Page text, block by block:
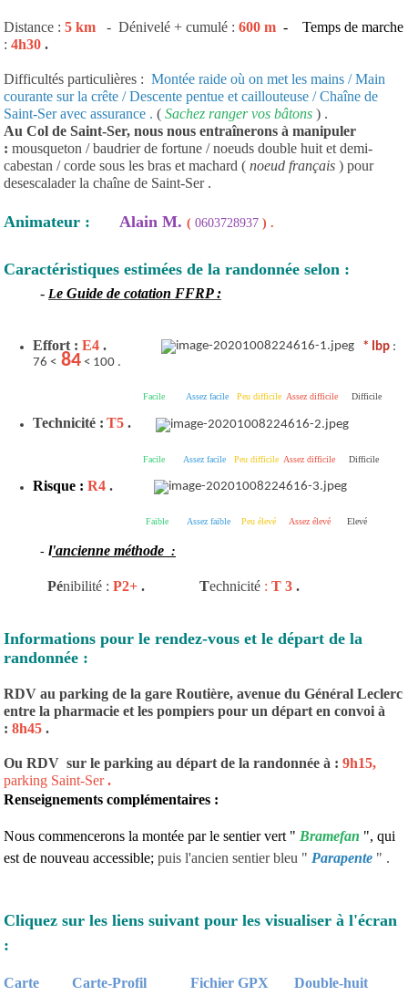
Distance : 5 km - Dénivelé + cumulé : 600 m - Temps de marche
: 4h30 .
Difficultés particulières : Montée raide où on met les mains / Main
courante sur la crête / Descente pentue et caillouteuse / Chaîne de
Saint-Ser avec assurance . ( Sachez ranger vos bâtons ) .
Au Col de Saint-Ser, nous nous entraînerons à manipuler
: mousqueton / baudrier de fortune / noeuds double huit et demi-
cabestan / corde sous les bras et machard ( noeud français ) pour
desescalader la chaîne de Saint-Ser .
Animateur : Alain M. ( 0603728937 ) .
Caractéristiques estimées de la randonnée selon :
- Le Guide de cotation FFRP :
Effort : E4 . * Ibp :
76 < 84 < 100 .
Facile Assez facile Peu difficile Assez difficile Difficile
Technicité : T5 .
Facile Assez facile Peu difficile Assez difficile Difficile
Risque : R4 .
Faible Assez faible Peu élevé Assez élevé Elevé
- l'ancienne méthode :
Pénibilité : P2+ . Technicité : T 3 .
Informations pour le rendez-vous et le départ de la
randonnée :
RDV au parking de la gare Routière, avenue du Général Leclerc
entre la pharmacie et les pompiers pour un départ en convoi à
: 8h45 .
Ou RDV sur le parking au départ de la randonnée à : 9h15,
parking Saint-Ser.
Renseignements complémentaires :
Nous commencerons la montée par le sentier vert " Bramefan ", qui
est de nouveau accessible; puis l'ancien sentier bleu " Parapente " .
Cliquez sur les liens suivant pour les visualiser à l'écran
:
Carte Carte-Profil Fichier GPX
Double-huit